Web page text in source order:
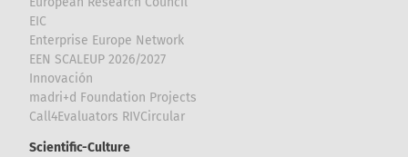
EIC
Enterprise Europe Network
EEN SCALEUP 2026/2027
Innovación
madri+d Foundation Projects
Call4Evaluators RIVCircular
Scientific-Culture